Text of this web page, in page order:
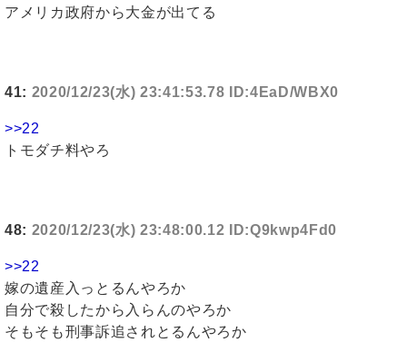
アメリカ政府から大金が出てる
41: 2020/12/23(水) 23:41:53.78 ID:4EaD/WBX0
>>22
トモダチ料やろ
48: 2020/12/23(水) 23:48:00.12 ID:Q9kwp4Fd0
>>22
嫁の遺産入っとるんやろか
自分で殺したから入らんのやろか
そもそも刑事訴追されとるんやろか